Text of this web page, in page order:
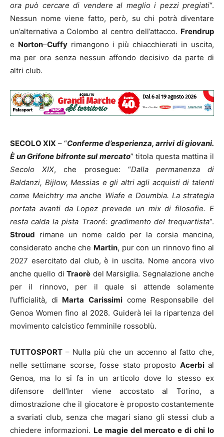
ora può cercare di vendere al meglio i pezzi pregiati“.
Nessun nome viene fatto, però, su chi potrà diventare
un’alternativa a Colombo al centro dell’attacco. Frendrup
e Norton–Cuffy rimangono i più chiacchierati in uscita,
ma per ora senza nessun affondo decisivo da parte di
altri club.
SECOLO XIX – “Conferme d’esperienza, arrivi di giovani.
È un Grifone bifronte sul mercato” titola questa mattina il
Secolo XIX, che prosegue: “Dalla permanenza di
Baldanzi, Bijlow, Messias e gli altri agli acquisti di talenti
come Meichtry ma anche Wiafe e Doumbia. La strategia
portata avanti da Lopez prevede un mix di filosofie. E
resta calda la pista Traoré: gradimento del trequartista“.
Stroud rimane un nome caldo per la corsia mancina,
considerato anche che Martin, pur con un rinnovo fino al
2027 esercitato dal club, è in uscita. Nome ancora vivo
anche quello diTraorè del Marsiglia. Segnalazione anche
per il rinnovo, per il quale si attende solamente
l’ufficialità, di Marta Carissimi come Responsabile del
Genoa Women fino al 2028. Guiderà lei la ripartenza del
movimento calcistico femminile rossoblù.
TUTTOSPORT – Nulla più che un accenno al fatto che,
nelle settimane scorse, fosse stato proposto Acerbial
Genoa, ma lo si fa in un articolo dove lo stesso ex
difensore dell’Inter viene accostato al Torino, a
dimostrazione che il giocatore è proposto costantemente
a svariati club, senza che magari siano gli stessi club a
chiedere informazioni. Le magie del mercato e di chi lo